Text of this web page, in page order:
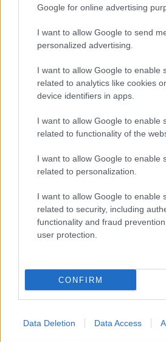
Google for online advertising
I want to allow Google to send
personalized advertising.
I want to allow Google to enable
related to analytics like cookies
device identifiers in apps.
I want to allow Google to enable
related to functionality of the
I want to allow Google to enable
related to personalization.
I want to allow Google to enable
related to security, including
functionality and fraud
user protection.
CONFIRM
Data Deletion Data Access
Jelentős, abszolút többségben
óhajtók - írta a 24.hu a Medián-